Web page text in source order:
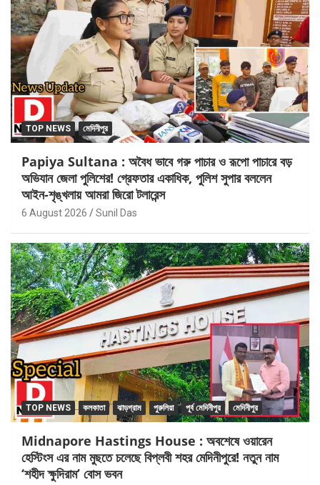
TOP NEWS মেদিনীপুর
Papiya Sultana : অবৈধ ভাবে গরু পাচার ও রূপো পাচারে বড়
অভিযান জেলা পুলিশের! গ্রেফতার একাধিক, পুলিশ সুপার বললেন
আইন-শৃঙ্খলায় আমরা জিরো টলারেন্স
6 August 2026 Sunil Das
TOP NEWS কলকাতা ঝাড়গ্রাম পুরুলিয়া পূর্ব মেদিনীপুর মেদিনীপুর
Midnapore Hastings House : অবশেষে ওয়ারেন
হেস্টিংস এর নাম মুছতে চলেছে বিপ্লবী শহর মেদিনীপুরে! নতুন নাম
‘শহীদ ক্ষুদিরাম’ বোস ভবন